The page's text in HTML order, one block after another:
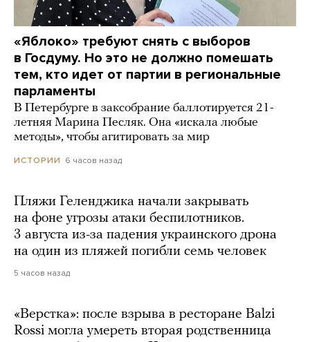
«Яблоко» требуют снять с выборов
в Госдуму. Но это не должно помешать
тем, кто идет от партии в региональные
парламенты
В Петербурге в заксобрание баллотируется 21-
летняя Марина Песляк. Она «искала любые
методы», чтобы агитировать за мир
ИСТОРИИ 6 часов назад
Пляжи Геленджика начали закрывать
на фоне угрозы атаки беспилотников.
3 августа из-за падения украинского дрона
на один из пляжей погибли семь человек
5 часов назад
«Верстка»: после взрыва в ресторане Balzi
Rossi могла умереть вторая родственница